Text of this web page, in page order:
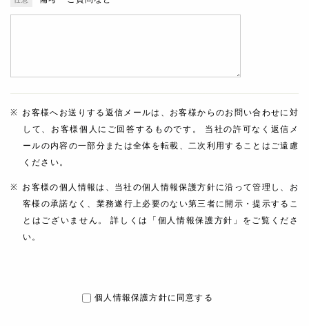
お客様へお送りする返信メールは、お客様からのお問い合わせに対
して、お客様個人にご回答するものです。 当社の許可なく返信メ
ールの内容の一部分または全体を転載、二次利用することはご遠慮
ください。
お客様の個人情報は、当社の個人情報保護方針に沿って管理し、お
客様の承諾なく、業務遂行上必要のない第三者に開示・提示するこ
とはございません。 詳しくは「個人情報保護方針」をご覧くださ
い。
個人情報保護方針に同意する